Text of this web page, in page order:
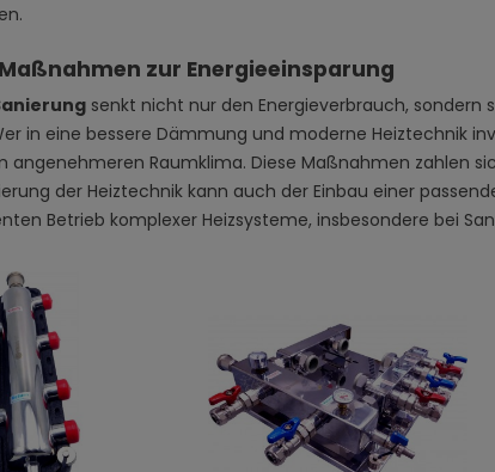
zur Energieeinsparung
senkt nicht nur den Energieverbrauch,
in eine bessere Dämmung und moderne Heiztechnik
angenehmeren Raumklima. Diese Maßnahmen zahlen
der Heiztechnik kann auch der Einbau einer
Betrieb komplexer Heizsysteme, insbesondere bei